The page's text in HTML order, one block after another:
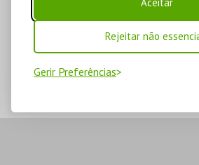
Rejeitar não
Gerir Preferências